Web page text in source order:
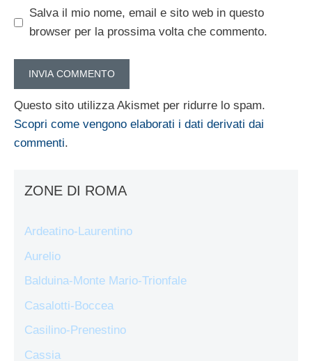
Salva il mio nome, email e sito web in questo
browser per la prossima volta che commento.
Questo sito utilizza Akismet per ridurre lo spam.
Scopri come vengono elaborati i dati derivati dai
commenti.
ZONE DI ROMA
Ardeatino-Laurentino
Aurelio
Balduina-Monte Mario-Trionfale
Casalotti-Boccea
Casilino-Prenestino
Cassia